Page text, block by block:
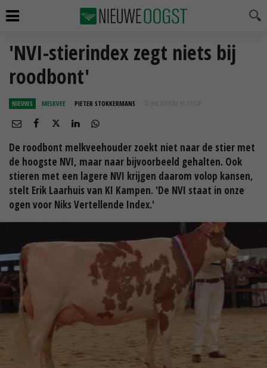
'NVI-stierindex zegt niets bij
roodbont'
NIEUWS MELKVEE PIETER STOKKERMANS 12 JAN 2019 OM 10:15
De roodbont melkveehouder zoekt niet naar de stier met
de hoogste NVI, maar naar bijvoorbeeld gehalten. Ook
stieren met een lagere NVI krijgen daarom volop kansen,
stelt Erik Laarhuis van KI Kampen. 'De NVI staat in onze
ogen voor Niks Vertellende Index.'